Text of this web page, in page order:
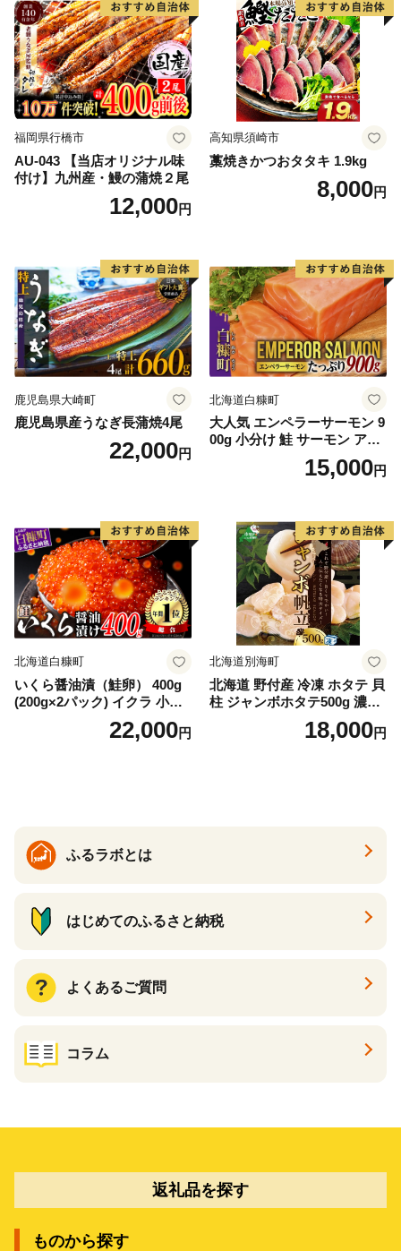
福岡県行橋市
AU-043 【当店オリジナル味
付け】九州産・鰻の蒲焼２尾
12,000円
高知県須崎市
藁焼きかつおタタキ 1.9kg
8,000円
鹿児島県大崎町
鹿児島県産うなぎ長蒲焼4尾
22,000円
北海道白糠町
大人気 エンペラーサーモン 9
00g 小分け 鮭 サーモン アト
ランティックサーモン 水産
庁長官賞 受賞 さけ シャケ し
満足 美味しい 贈答 生食用 刺
身 お刺身 刺し身 魚介類 海鮮
冷凍 厚切り 薄切り ふるさと
納税 ふるさとチョイス チョ
イス 北海道 白糠町
15,000円
北海道白糠町
いくら醤油漬（鮭卵） 400g
(200g×2パック) イクラ 小分
け いくら醤油漬 鮭いくら い
くら醤油漬け 鮭 鮭卵 ikura
22,000円
北海道別海町
北海道 野付産 冷凍 ホタテ 貝
柱 ジャンボホタテ500g 濃厚
な旨味と甘み （ほたて ホタ
テ 帆立 貝柱 ホタテ貝柱 大玉
18,000円
ふるラボとは
はじめてのふるさと納税
よくあるご質問
コラム
返礼品を探す
ものから探す